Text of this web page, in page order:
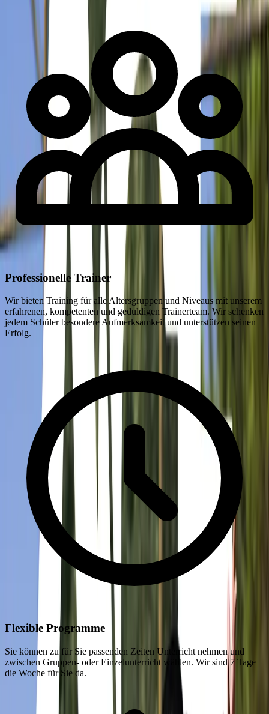
Professionelle Trainer
Wir bieten Training für alle Altersgruppen und Niveaus mit unserem
erfahrenen, kompetenten und geduldigen Trainerteam. Wir schenken
jedem Schüler besondere Aufmerksamkeit und unterstützen seinen
Erfolg.
Flexible Programme
Sie können zu für Sie passenden Zeiten Unterricht nehmen und
zwischen Gruppen- oder Einzelunterricht wählen. Wir sind 7 Tage
die Woche für Sie da.